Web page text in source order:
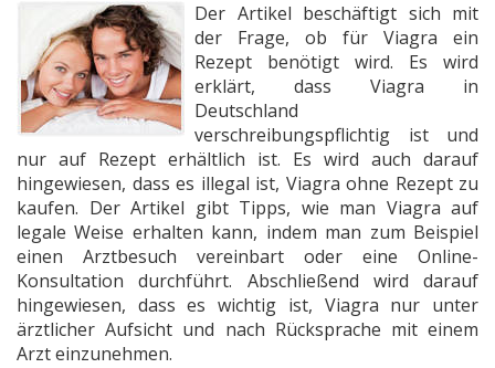
Der Artikel beschäftigt sich mit
der Frage, ob für Viagra ein
Rezept benötigt wird. Es wird
erklärt, dass Viagra in
Deutschland
verschreibungspflichtig ist und
nur auf Rezept erhältlich ist. Es wird auch darauf
hingewiesen, dass es illegal ist, Viagra ohne Rezept zu
kaufen. Der Artikel gibt Tipps, wie man Viagra auf
legale Weise erhalten kann, indem man zum Beispiel
einen Arztbesuch vereinbart oder eine Online-
Konsultation durchführt. Abschließend wird darauf
hingewiesen, dass es wichtig ist, Viagra nur unter
ärztlicher Aufsicht und nach Rücksprache mit einem
Arzt einzunehmen.